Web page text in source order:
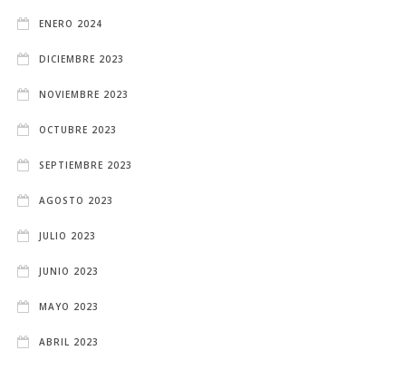
ENERO 2024
DICIEMBRE 2023
NOVIEMBRE 2023
OCTUBRE 2023
SEPTIEMBRE 2023
AGOSTO 2023
JULIO 2023
JUNIO 2023
MAYO 2023
ABRIL 2023